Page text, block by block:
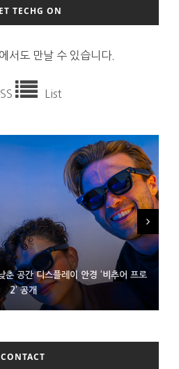
TECHG ON
서도 만날 수 있습니다.
List
춘 공간 디스플레이 안경 ‘비추어 프로
2’ 공개
아이폰18 프로세서 패키징 대기 중
형 스피커 준비하는 오픈AI
CONTACT